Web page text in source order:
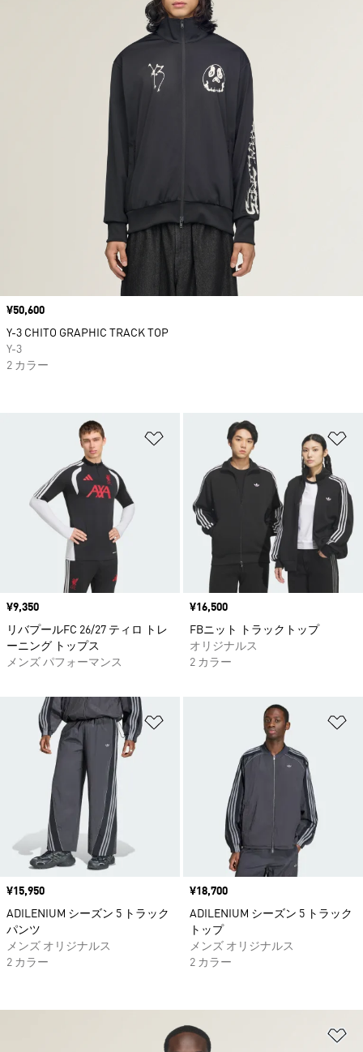
ほしいものリストに追加
価格
¥9,350
リバプールFC 26/27 ティロ トレ
ーニング トップス
メンズ パフォーマンス
価格
¥16,500
FBニット トラックトップ
オリジナルス
2 カラー
ほしいものリストに追加
価格
¥15,950
ADILENIUM シーズン 5 トラック
パンツ
メンズ オリジナルス
2 カラー
価格
¥18,700
ADILENIUM シーズン 5 トラック
トップ
メンズ オリジナルス
2 カラー
価格
¥50,600
Y-3 CHITO GRAPHIC TRACK TOP
Y-3
2 カラー